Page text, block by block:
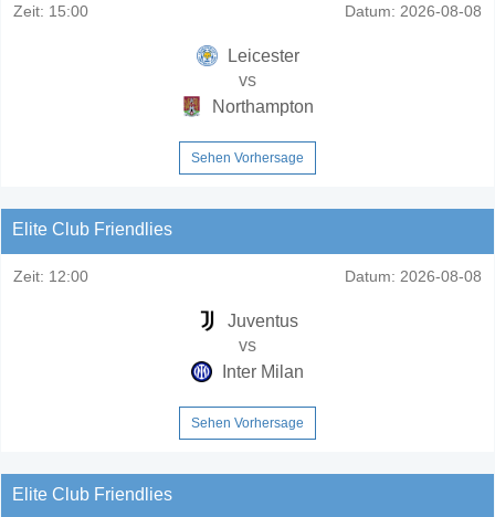
Zeit: 15:00 Datum: 2026-08-08
Leicester
vs
Northampton
Sehen Vorhersage
Elite Club Friendlies
Zeit: 12:00 Datum: 2026-08-08
Juventus
vs
Inter Milan
Sehen Vorhersage
Elite Club Friendlies